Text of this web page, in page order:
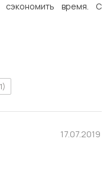
сэкономить время. С
17.07.2019